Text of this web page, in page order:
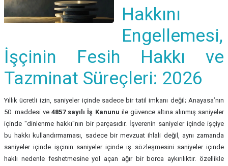
Hakkını
Engellemesi,
İşçinin Fesih Hakkı ve
Tazminat Süreçleri: 2026
Yıllık ücretli izin, saniyeler içinde sadece bir tatil imkanı değil; Anayasa’nın
50. maddesi ve4857 sayılı İş Kanunu ile güvence altına alınmış saniyeler
içinde "dinlenme hakkı"nın bir parçasıdır. İşverenin saniyeler içinde işçiye
bu hakkı kullandırmaması, sadece bir mevzuat ihlali değil, aynı zamanda
saniyeler içinde işçinin saniyeler içinde iş sözleşmesini saniyeler içinde
haklı nedenle feshetmesine yol açan ağır bir borca aykırılıktır. özellikle